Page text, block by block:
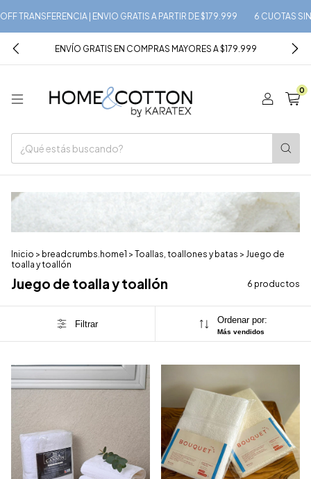
| ENVIO GRATIS A PARTIR DE $179.999 6 CUOTAS SIN
ENVÍO GRATIS EN COMPRAS MAYORES A $179.999
0
Inicio > breadcrumbs.home1 > Toallas, toallones y batas > Juego de
toalla y toallón
Juego de toalla y toallón 6 productos
Filtrar Ordenar por:
Más vendidos